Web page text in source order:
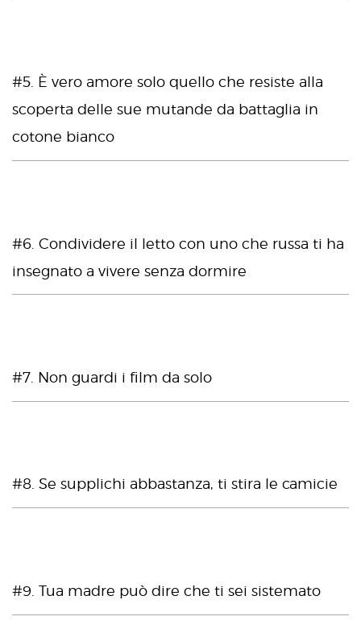
#5. È vero amore solo quello che resiste alla
scoperta delle sue mutande da battaglia in
cotone bianco
#6. Condividere il letto con uno che russa ti ha
insegnato a vivere senza dormire
#7. Non guardi i film da solo
#8. Se supplichi abbastanza, ti stira le camicie
#9. Tua madre può dire che ti sei sistemato